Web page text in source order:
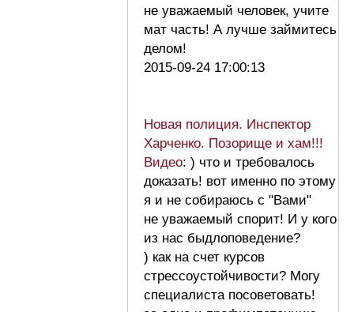
не уважаемый человек, учите
мат часть! А лучше займитесь
делом!
2015-09-24 17:00:13
Новая полиция. Инспектор
Харченко. Позорище и хам!!!
Видео: ) что и требовалось
доказать! вот именно по этому
я и не собираюсь с "Вами"
не уважаемый спорит! И у кого
из нас быдлоповедение?
) как на счет курсов
стрессоустойчивости? Могу
специалиста посоветовать!